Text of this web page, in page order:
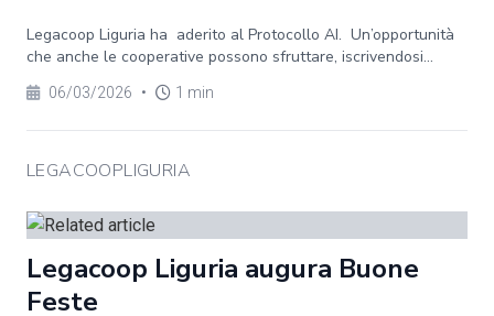
Legacoop Liguria ha aderito al Protocollo AI. Un’opportunità
che anche le cooperative possono sfruttare, iscrivendosi...
06/03/2026 • 1 min
LEGACOOPLIGURIA
Legacoop Liguria augura Buone
Feste